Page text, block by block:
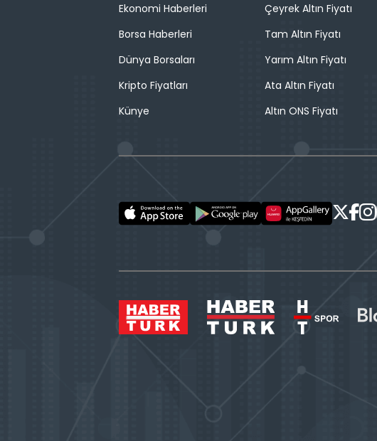
Ekonomi Haberleri
Borsa Haberleri
Dünya Borsaları
Kripto Fiyatları
Künye
Çeyrek Altın Fiyatı
Tam Altın Fiyatı
Yarım Altın Fiyatı
Ata Altın Fiyatı
Altın ONS Fiyatı